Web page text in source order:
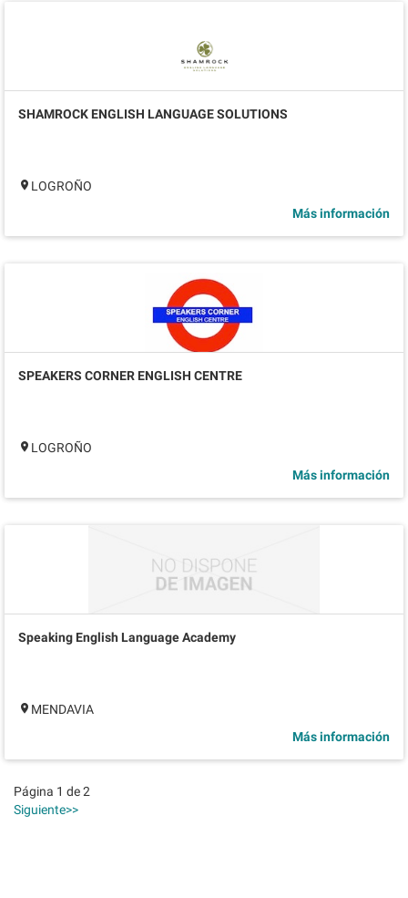
SHAMROCK ENGLISH LANGUAGE SOLUTIONS
LOGROÑO
Más información
SPEAKERS CORNER ENGLISH CENTRE
LOGROÑO
Más información
Speaking English Language Academy
MENDAVIA
Más información
Página 1 de 2
Siguiente>>